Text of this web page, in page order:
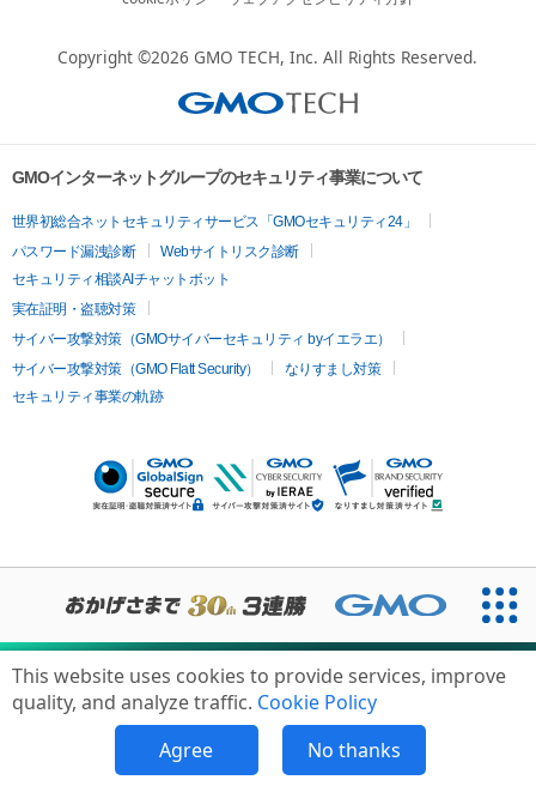
This website uses cookies to provide services, improve
quality, and analyze traffic. Cookie Policy
Agree
No thanks
Copyright ©2026 GMO TECH, Inc. All Rights Reserved.
GMOインターネットグループのセキュリティ事業について
世界初総合ネットセキュリティサービス「GMOセキュリティ24」
パスワード漏洩診断
Webサイトリスク診断
セキュリティ相談AIチャットボット
実在証明・盗聴対策
サイバー攻撃対策（GMOサイバーセキュリティ byイエラエ）
サイバー攻撃対策（GMO Flatt Security）
なりすまし対策
セキュリティ事業の軌跡
無料診断